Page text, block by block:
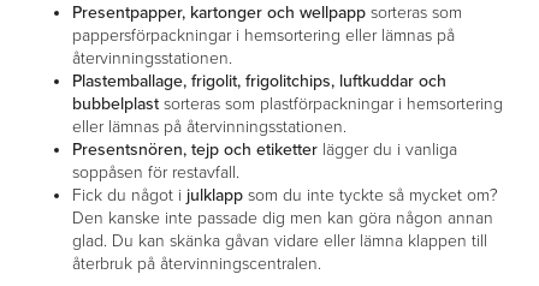
Presentpapper, kartonger och wellpapp sorteras som
pappersförpackningar i hemsortering eller lämnas på
återvinningsstationen.
Plastemballage, frigolit, frigolitchips, luftkuddar och
bubbelplast sorteras som plastförpackningar i hemsortering
eller lämnas på återvinningsstationen.
Presentsnören, tejp och etiketter lägger du i vanliga
soppåsen för restavfall.
Fick du något i julklapp som du inte tyckte så mycket om?
Den kanske inte passade dig men kan göra någon annan
glad. Du kan skänka gåvan vidare eller lämna klappen till
återbruk på återvinningscentralen.